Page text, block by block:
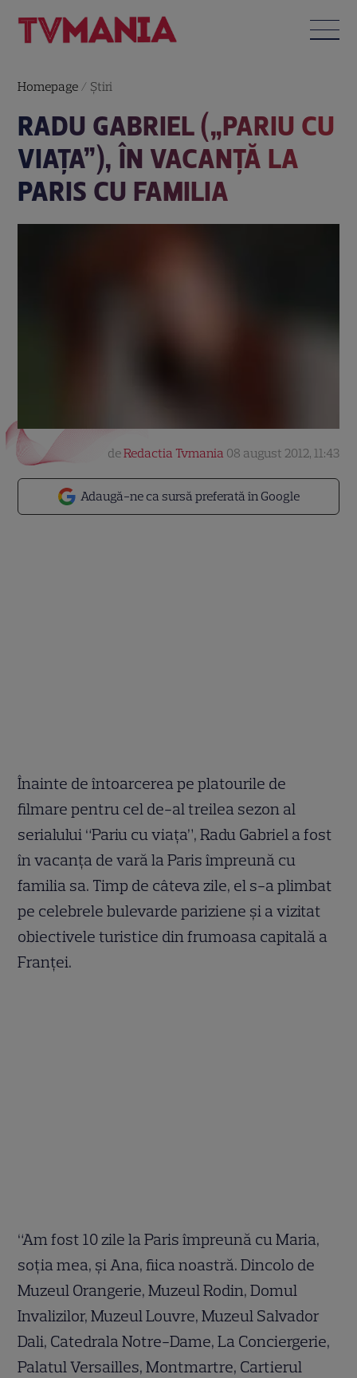
Homepage / Știri
RADU GABRIEL („PARIU CU
VIAȚA”), ÎN VACANȚĂ LA
PARIS CU FAMILIA
Adaugă-ne ca sursă preferată în Google
deRedactia Tvmania 08 august 2012, 11:43
Înainte de întoarcerea pe platourile de
filmare pentru cel de-al treilea sezon al
serialului “Pariu cu viața”, Radu Gabriel a fost
în vacanța de vară la Paris împreună cu
familia sa. Timp de câteva zile, el s-a plimbat
pe celebrele bulevarde pariziene și a vizitat
obiectivele turistice din frumoasa capitală a
Franței.
“Am fost 10 zile la Paris împreună cu Maria,
soția mea, și Ana, fiica noastră. Dincolo de
Muzeul Orangerie, Muzeul Rodin, Domul
Invalizilor, Muzeul Louvre, Muzeul Salvador
Dali, Catedrala Notre-Dame, La Conciergerie,
Palatul Versailles, Montmartre, Cartierul